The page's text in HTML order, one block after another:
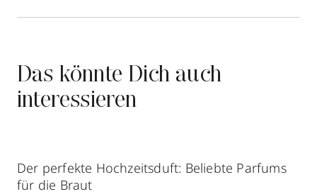
Das könnte Dich auch
interessieren
Der perfekte Hochzeitsduft: Beliebte Parfums
für die Braut